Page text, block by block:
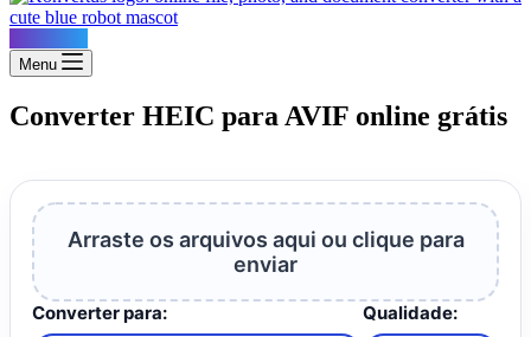
Menu
Converter HEIC para AVIF online grátis
Arraste os arquivos aqui ou clique para
enviar
Converter para: Qualidade: